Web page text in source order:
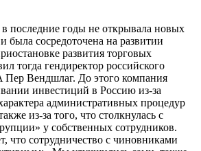
последние годы не открывала новых
была сосредоточена на развитии
развития торговых
тогда гендиректор российского
Пер Вендшлаг. До этого компания
инвестиций в Россию из-за
административных процедур
из-за того, что столкнулась с
у собственных сотрудников.
что сотрудничество с чиновниками